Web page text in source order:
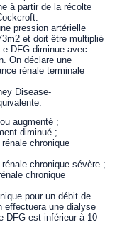
à partir de la récolte
pression artérielle
et doit être multiplié
DFG diminue avec
On déclare une
rénale terminale
Disease-
augmenté ;
diminué ;
chronique
chronique sévère ;
chronique
pour un débit de
effectuera une dialyse
DFG est inférieur à 10